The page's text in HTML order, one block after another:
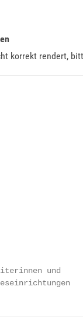
korrekt rendert,
und